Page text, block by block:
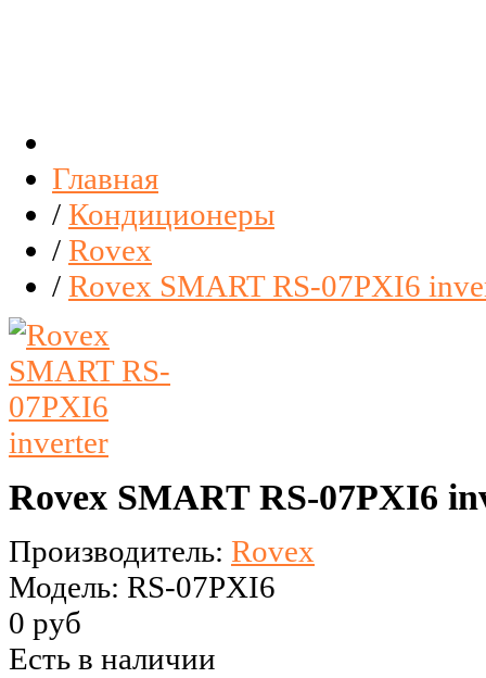
Главная
/ Кондиционеры
/ Rovex
/ Rovex SMART RS-07PXI6
Rovex SMART RS-07PXI6
Производитель: Rovex
Модель: RS-07PXI6
0 руб
Есть в наличии